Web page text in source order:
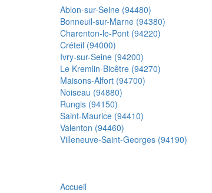
Ablon-sur-Seine (94480)
Bonneuil-sur-Marne (94380)
Charenton-le-Pont (94220)
Créteil (94000)
Ivry-sur-Seine (94200)
Le Kremlin-Bicêtre (94270)
Maisons-Alfort (94700)
Noiseau (94880)
Rungis (94150)
Saint-Maurice (94410)
Valenton (94460)
Villeneuve-Saint-Georges (94190)
Accueil